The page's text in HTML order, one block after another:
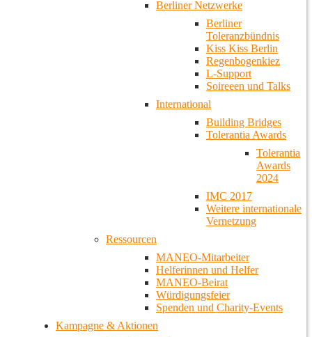
Berliner Netzwerke
Berliner
Toleranzbündnis
Kiss Kiss Berlin
Regenbogenkiez
L-Support
Soireeen und Talks
International
Building Bridges
Tolerantia Awards
Tolerantia
Awards
2024
IMC 2017
Weitere internationale
Vernetzung
Ressourcen
MANEO-Mitarbeiter
Helferinnen und Helfer
MANEO-Beirat
Würdigungsfeier
Spenden und Charity-Events
Kampagne & Aktionen